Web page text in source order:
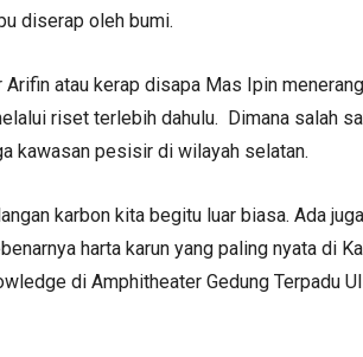
diserap oleh bumi.
atau kerap disapa Mas Ipin
riset terlebih dahulu. Dimana salah
kawasan pesisir di wilayah selatan.
karbon kita begitu luar biasa. Ada
harta karun yang paling nyata di
di Amphitheater Gedung Terpadu